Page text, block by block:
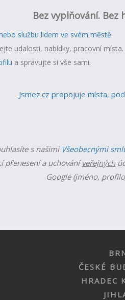
Bez vyplňování. Bez
službu lidem ve svém městě.
udalosti, nabídky, pracovní místa.
a spravujte si vše sami.
Jsmez.cz propojuje místa,
s našimi Všeobecnými
přenesení a uchováníveřejných
Google (jméno,
ČESKÉ
HRADEC